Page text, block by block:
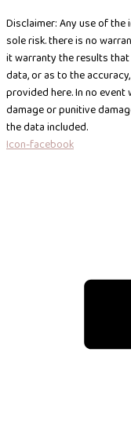
Disclaimer: Any use of the
sole risk. there is no
it warranty the results
data, or as to the
provided here. In no
damage or punitive
the data included.
Icon-facebook